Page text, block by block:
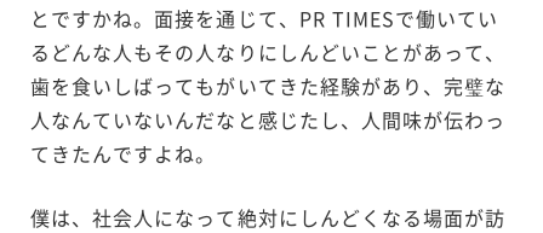
とですかね。面接を通じて、PR TIMESで働いてい
るどんな人もその人なりにしんどいことがあって、
歯を食いしばってもがいてきた経験があり、完璧な
人なんていないんだなと感じたし、人間味が伝わっ
てきたんですよね。
僕は、社会人になって絶対にしんどくなる場面が訪